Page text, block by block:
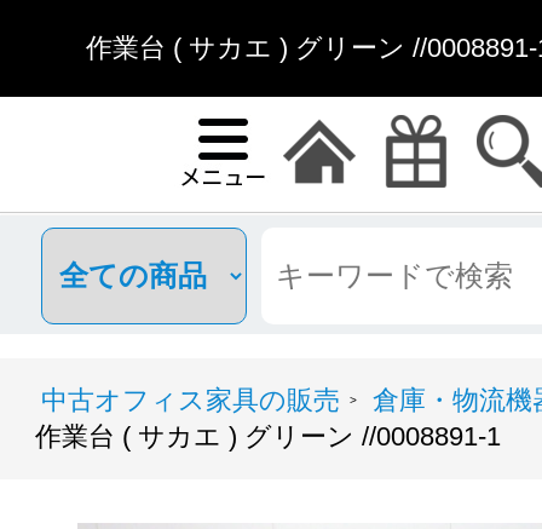
作業台 ( サカエ ) グリーン //
中古オフィス家具の販売 >
倉庫・物流機
作業台 ( サカエ ) グリーン //0008891-1